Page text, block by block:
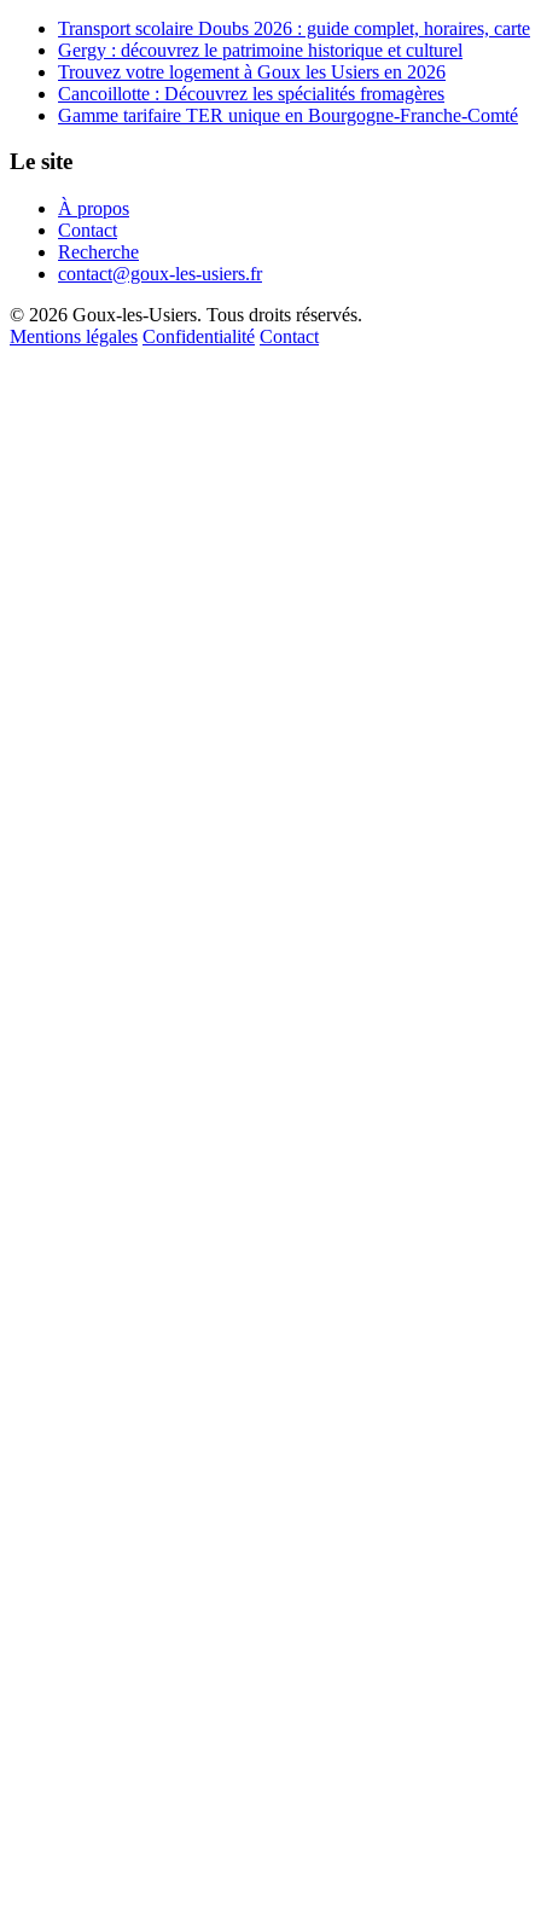
Transport scolaire Doubs 2026 : guide complet, horaires, carte
Gergy : découvrez le patrimoine historique et culturel
Trouvez votre logement à Goux les Usiers en 2026
Cancoillotte : Découvrez les spécialités fromagères
Gamme tarifaire TER unique en Bourgogne-Franche-Comté
Le site
À propos
Contact
Recherche
contact@goux-les-usiers.fr
© 2026 Goux-les-Usiers. Tous droits réservés.
Mentions légales Confidentialité Contact